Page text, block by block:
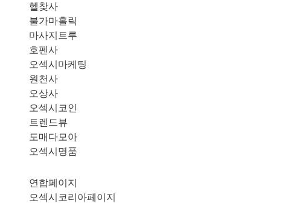
헬찾사
불가마홀릭
마사지트루
호펜사
오섹시마케팅
원천사
오상사
오섹시코인
트렌드뷰
도매다모아
오섹시명품
연합페이지
오섹시코리아페이지